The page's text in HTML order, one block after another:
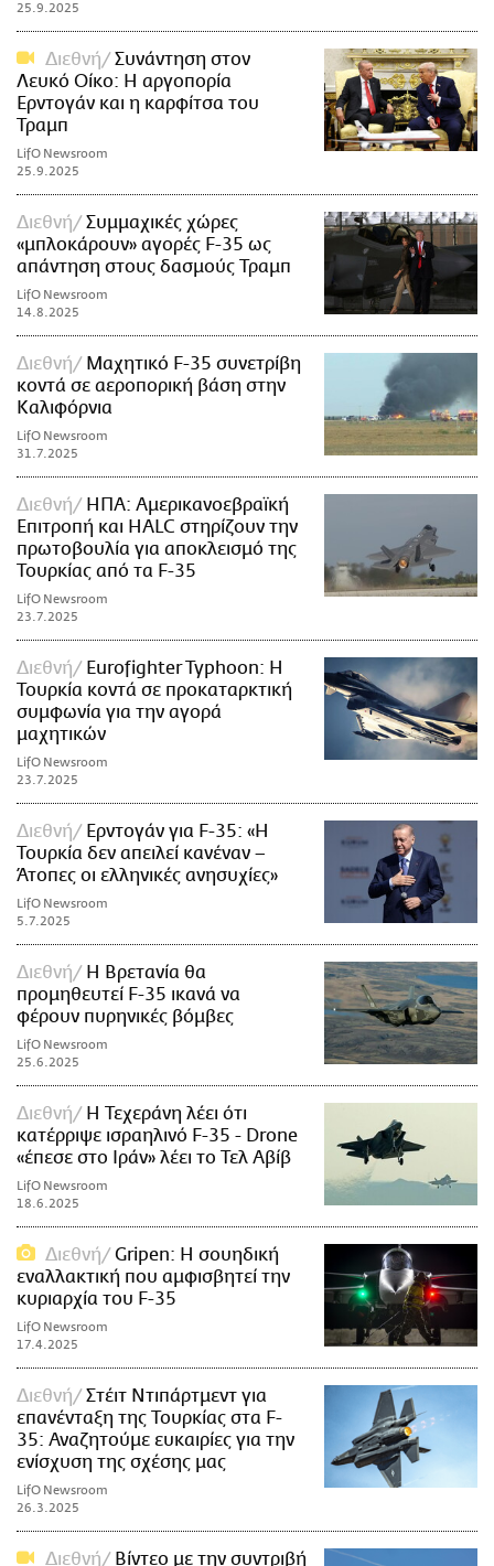
25.9.2025
Διεθνή
Συνάντηση στον
Λευκό Οίκο: Η αργοπορία
Ερντογάν και η καρφίτσα του
Τραμπ
LifO Newsroom
25.9.2025
Διεθνή
Συμμαχικές χώρες
«μπλοκάρουν» αγορές F-35 ως
απάντηση στους δασμούς Τραμπ
LifO Newsroom
14.8.2025
Διεθνή
Μαχητικό F-35 συνετρίβη
κοντά σε αεροπορική βάση στην
Καλιφόρνια
LifO Newsroom
31.7.2025
Διεθνή
ΗΠΑ: Αμερικανοεβραϊκή
Επιτροπή και HALC στηρίζουν την
πρωτοβουλία για αποκλεισμό της
Τουρκίας από τα F-35
LifO Newsroom
23.7.2025
Διεθνή
Eurofighter Typhoon: Η
Τουρκία κοντά σε προκαταρκτική
συμφωνία για την αγορά
μαχητικών
LifO Newsroom
23.7.2025
Διεθνή
Ερντογάν για F-35: «Η
Τουρκία δεν απειλεί κανέναν –
Άτοπες οι ελληνικές ανησυχίες»
LifO Newsroom
5.7.2025
Διεθνή
Η Βρετανία θα
προμηθευτεί F-35 ικανά να
φέρουν πυρηνικές βόμβες
LifO Newsroom
25.6.2025
Διεθνή
Η Τεχεράνη λέει ότι
κατέρριψε ισραηλινό F-35 - Drone
«έπεσε στο Ιράν» λέει το Τελ Αβίβ
LifO Newsroom
18.6.2025
Διεθνή
Gripen: Η σουηδική
εναλλακτική που αμφισβητεί την
κυριαρχία του F-35
LifO Newsroom
17.4.2025
Διεθνή
Στέιτ Ντιπάρτμεντ για
επανένταξη της Τουρκίας στα F-
35: Αναζητούμε ευκαιρίες για την
ενίσχυση της σχέσης μας
LifO Newsroom
26.3.2025
Διεθνή Βίντεο με την συντριβή